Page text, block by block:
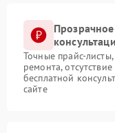
Точные прайс-
ремонта,
бесплатной
сайте